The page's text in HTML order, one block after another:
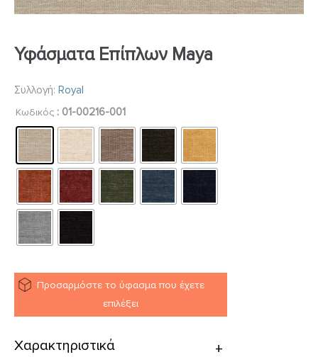
Υφάσματα Επίπλων Maya
Συλλογή: Royal
Κωδικός : 01-00216-001
Προσαρμόστε το ύφασμα που έχετε
επιλέξει
Χαρακτηριστικά +